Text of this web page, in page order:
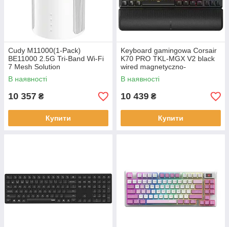
Cudy M11000(1-Pack)
BE11000 2.5G Tri-Band Wi-Fi
7 Mesh Solution
В наявності
10 357 ₴
Купити
Keyboard gamingowa Corsair
K70 PRO TKL-MGX V2 black
wired magnetyczno-
mechaniczna backlitetlana
Black
В наявності
10 439 ₴
Купити